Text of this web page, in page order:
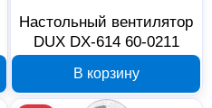
Настольный вентилятор
DUX DX-614 60-0211
В корзину